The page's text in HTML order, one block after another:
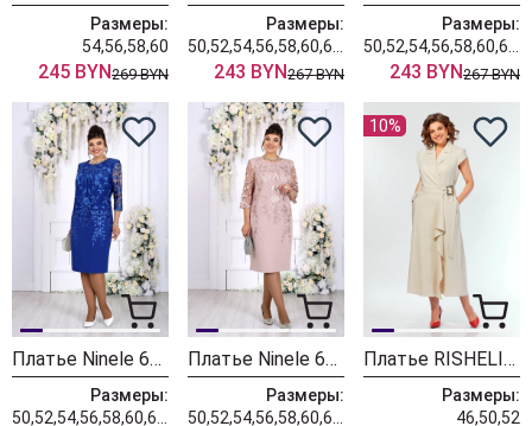
Размеры:
54,56,58,60
245 BYN269 BYN
Размеры:
243 BYN267 BYN
Размеры:
243 BYN267 BYN
Платье Ninele 6153 василек
Размеры:
Платье Ninele 6153 пудровый
Размеры:
10%
Платье RISHELIE 995-4 натуральный
Размеры:
46,50,52